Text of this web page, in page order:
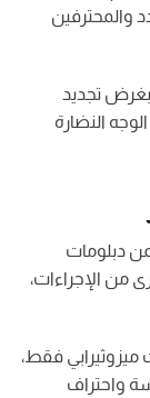
والمحترفين
بغرض تجديد
النضارة
دبلومات
من الإجراءات،
فقط،
واحتراف